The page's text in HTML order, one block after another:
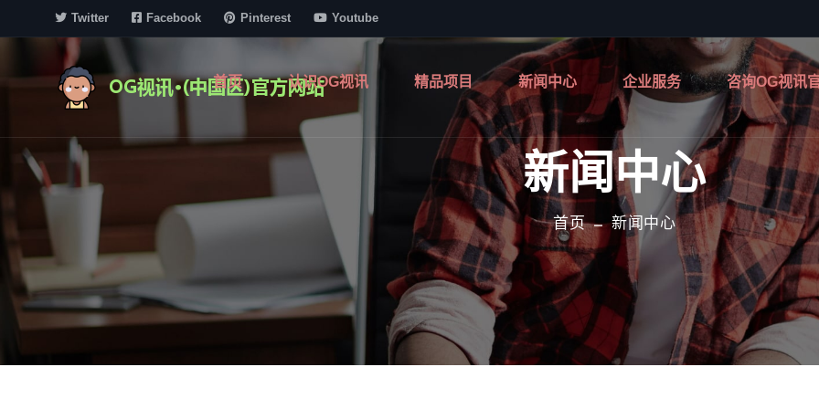
Twitter Facebook Pinterest Youtube
首页 认识OG视讯 精品项目 新闻中心 企业服务 咨询OG视讯
新闻中心
首页 新闻中心